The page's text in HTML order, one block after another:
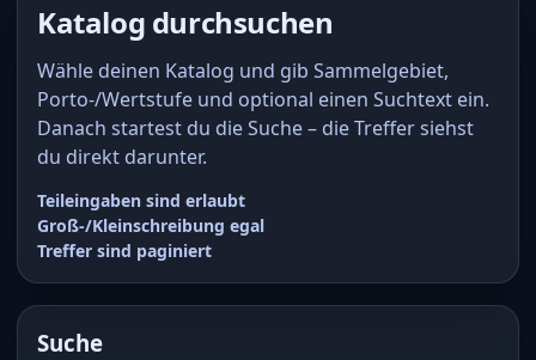
Katalog durchsuchen
Wähle deinen Katalog und gib Sammelgebiet,
Porto-/Wertstufe und optional einen Suchtext ein.
Danach startest du die Suche – die Treffer siehst
du direkt darunter.
Teileingaben sind erlaubt
Groß-/Kleinschreibung egal
Treffer sind paginiert
Suche